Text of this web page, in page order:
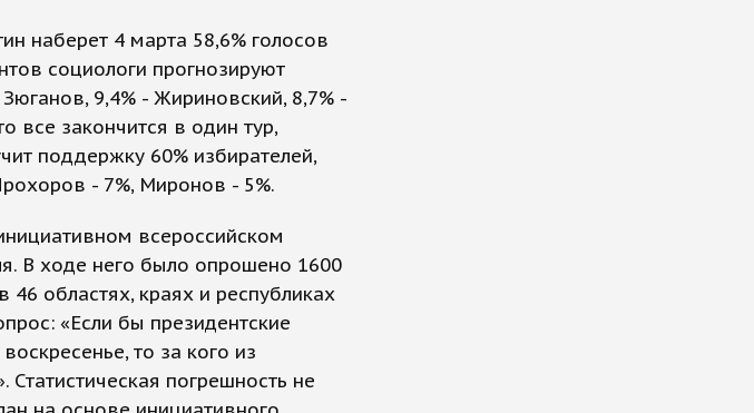
наберет 4 марта 58,6% голосов
социологи прогнозируют
9,4% - Жириновский, 8,7% -
все закончится в один тур,
поддержку 60% избирателей,
- 7%, Миронов - 5%.
всероссийском
В ходе него было опрошено 1600
46 областях, краях и республиках
«Если бы президентские
то за кого из
погрешность не